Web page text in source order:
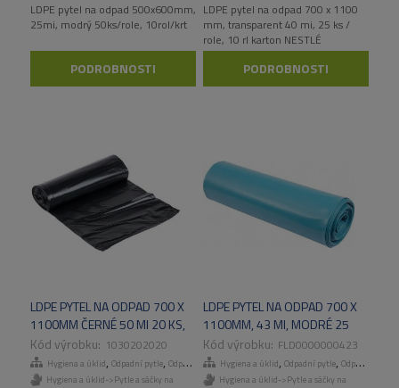
LDPE pytel na odpad 500x600mm,
25mi, modrý 50ks/role, 10rol/krt
PODROBNOSTI
LDPE pytel na odpad 700 x 1100
mm, transparent 40 mi, 25 ks /
role, 10 rl karton NESTLÉ
PODROBNOSTI
LDPE PYTEL NA ODPAD 700 X
1100MM ČERNÉ 50 MI 20 KS,
10ROL/KART 1030202020
Hygiena a úklid, Odpadní pytle, Odpadní pytle ,Tašky, pytle a sáčky
Hygiena a úklid->Pytle a sáčky na
LDPE PYTEL NA ODPAD 700 X
1100MM, 43 MI, MODRÉ 25
KS/RL
FLD0000000423
Hygiena a úklid, Odpadní pytle, Odpadní pytle
Hygiena a úklid->Pytle a sáčky na